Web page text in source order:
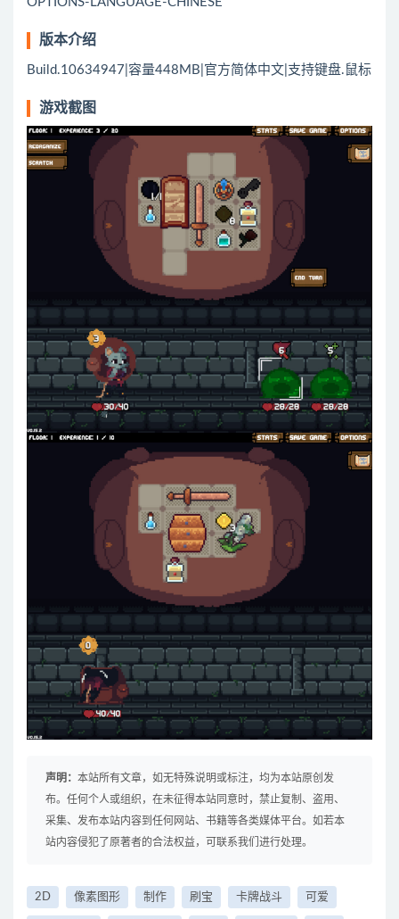
版本介绍
Build.10634947|容量448MB|官方简体中文|支持键盘.鼠标
游戏截图
声明： 本站所有文章，如无特殊说明或标注，均为本站原创发
布。任何个人或组织，在未征得本站同意时，禁止复制、盗用、
采集、发布本站内容到任何网站、书籍等各类媒体平台。如若本
站内容侵犯了原著者的合法权益，可联系我们进行处理。
2D 像素图形 制作 刷宝 卡牌战斗 可爱